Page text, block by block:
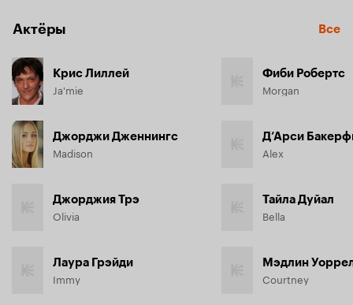
Актёры Все
Крис Лиллей
Ja'mie
Джорджи Дженнингс
Madison
Джорджия Трэ
Olivia
Лаура Грэйди
Immy
Фиби Робертс
Morgan
Д’Арси
Alex
Тайла Дуйал
Bella
Мэдлин
Courtney